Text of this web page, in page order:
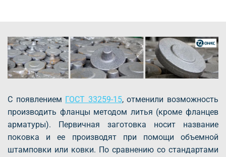
С появлением ГОСТ 33259-15, отменили возможность
производить фланцы методом литья (кроме фланцев
арматуры). Первичная заготовка носит название
поковка и ее производят при помощи объемной
штамповки или ковки. По сравнению со стандартами